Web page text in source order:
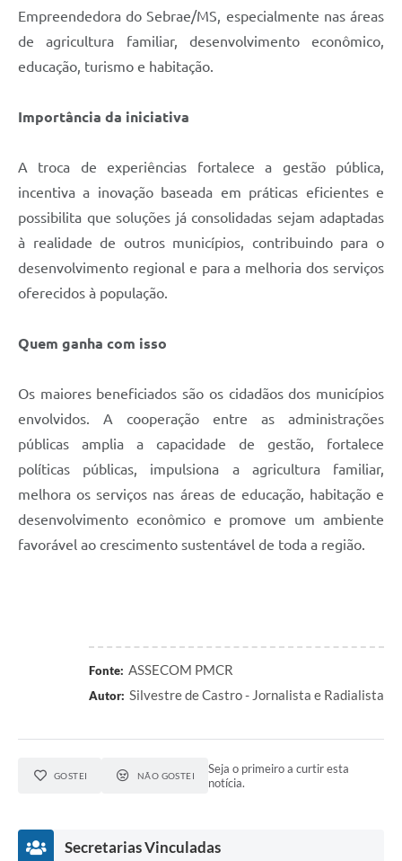
Empreendedora do Sebrae/MS, especialmente nas áreas
de agricultura familiar, desenvolvimento econômico,
educação, turismo e habitação.
Importância da iniciativa
A troca de experiências fortalece a gestão pública,
incentiva a inovação baseada em práticas eficientes e
possibilita que soluções já consolidadas sejam adaptadas
à realidade de outros municípios, contribuindo para o
desenvolvimento regional e para a melhoria dos serviços
oferecidos à população.
Quem ganha com isso
Os maiores beneficiados são os cidadãos dos municípios
envolvidos. A cooperação entre as administrações
públicas amplia a capacidade de gestão, fortalece
políticas públicas, impulsiona a agricultura familiar,
melhora os serviços nas áreas de educação, habitação e
desenvolvimento econômico e promove um ambiente
favorável ao crescimento sustentável de toda a região.
Fonte: ASSECOM PMCR
Autor: Silvestre de Castro - Jornalista e Radialista
GOSTEI NÃO GOSTEI
Seja o primeiro a curtir esta
notícia.
Secretarias Vinculadas